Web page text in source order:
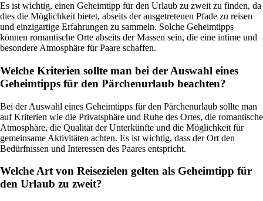
Es ist wichtig, einen Geheimtipp für den Urlaub zu zweit zu finden, da
dies die Möglichkeit bietet, abseits der ausgetretenen Pfade zu reisen
und einzigartige Erfahrungen zu sammeln. Solche Geheimtipps
können romantische Orte abseits der Massen sein, die eine intime und
besondere Atmosphäre für Paare schaffen.
Welche Kriterien sollte man bei der Auswahl eines
Geheimtipps für den Pärchenurlaub beachten?
Bei der Auswahl eines Geheimtipps für den Pärchenurlaub sollte man
auf Kriterien wie die Privatsphäre und Ruhe des Ortes, die romantische
Atmosphäre, die Qualität der Unterkünfte und die Möglichkeit für
gemeinsame Aktivitäten achten. Es ist wichtig, dass der Ort den
Bedürfnissen und Interessen des Paares entspricht.
Welche Art von Reisezielen gelten als Geheimtipp für
den Urlaub zu zweit?